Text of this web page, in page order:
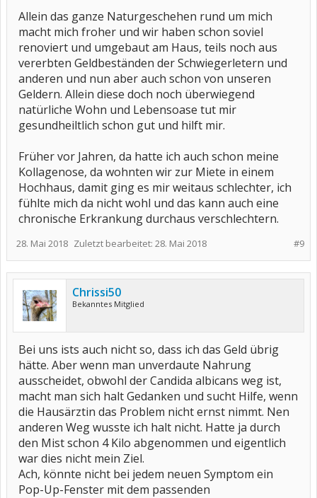
Allein das ganze Naturgeschehen rund um mich
macht mich froher und wir haben schon soviel
renoviert und umgebaut am Haus, teils noch aus
vererbten Geldbeständen der Schwiegerletern und
anderen und nun aber auch schon von unseren
Geldern. Allein diese doch noch überwiegend
natürliche Wohn und Lebensoase tut mir
gesundheiltlich schon gut und hilft mir.
Früher vor Jahren, da hatte ich auch schon meine
Kollagenose, da wohnten wir zur Miete in einem
Hochhaus, damit ging es mir weitaus schlechter, ich
fühlte mich da nicht wohl und das kann auch eine
chronische Erkrankung durchaus verschlechtern.
#9
28. Mai 2018 Zuletzt bearbeitet: 28. Mai 2018
Chrissi50
Bekanntes Mitglied
Bei uns ists auch nicht so, dass ich das Geld übrig
hätte. Aber wenn man unverdaute Nahrung
ausscheidet, obwohl der Candida albicans weg ist,
macht man sich halt Gedanken und sucht Hilfe, wenn
die Hausärztin das Problem nicht ernst nimmt. Nen
anderen Weg wusste ich halt nicht. Hatte ja durch
den Mist schon 4 Kilo abgenommen und eigentlich
war dies nicht mein Ziel.
Ach, könnte nicht bei jedem neuen Symptom ein
Pop-Up-Fenster mit dem passenden